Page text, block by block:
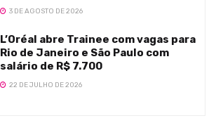
3 DE AGOSTO DE 2026
L’Oréal abre Trainee com vagas para
Rio de Janeiro e São Paulo com
salário de R$ 7.700
22 DE JULHO DE 2026